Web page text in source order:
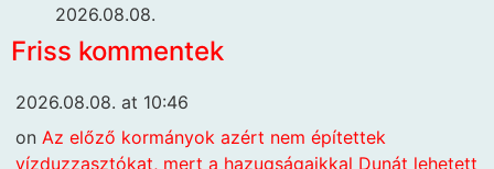
2026.08.08.
Friss kommentek
2026.08.08. at 10:46
on Az előző kormányok azért nem építettek
vízduzzasztókat, mert a hazugságaikkal Dunát lehetett